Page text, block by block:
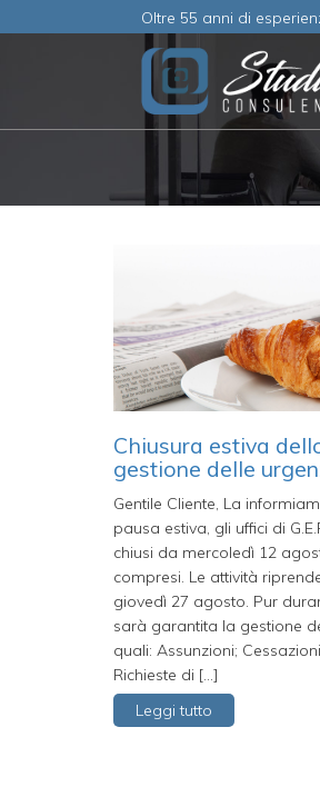
Oltre 55 anni di
Chiusura estiva
gestione delle
Gentile Cliente, La
pausa estiva, gli uffici di
chiusi da mercoledì 12
compresi. Le attività
giovedì 27 agosto. Pur
sarà garantita la gestione
quali: Assunzioni;
Richieste di […]
Leggi tutto